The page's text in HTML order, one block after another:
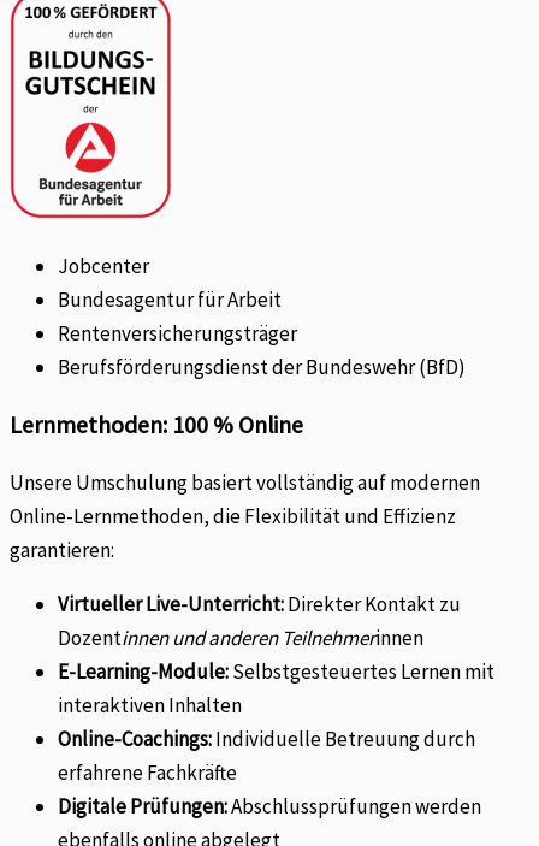
Jobcenter
Bundesagentur für Arbeit
Rentenversicherungsträger
Berufsförderungsdienst der Bundeswehr (BfD)
Lernmethoden: 100 % Online
Unsere Umschulung basiert vollständig auf modernen
Online-Lernmethoden, die Flexibilität und Effizienz
garantieren:
Virtueller Live-Unterricht:Direkter Kontakt zu
Dozentinnen und anderen Teilnehmerinnen
E-Learning-Module:Selbstgesteuertes Lernen mit
interaktiven Inhalten
Online-Coachings:Individuelle Betreuung durch
erfahrene Fachkräfte
Digitale Prüfungen:Abschlussprüfungen werden
ebenfalls online abgelegt